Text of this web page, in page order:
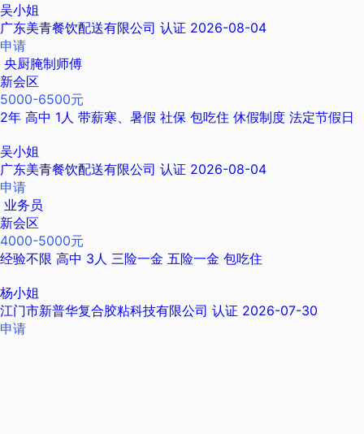
吴小姐
广东美青餐饮配送有限公司 认证 2026-08-04
申请
央厨腌制师傅
新会区
5000-6500元
2年 高中 1人 带薪寒、暑假 社保 包吃住 休假制度 法定节假日
吴小姐
广东美青餐饮配送有限公司 认证 2026-08-04
申请
业务员
新会区
4000-5000元
经验不限 高中 3人 三险一金 五险一金 包吃住
杨小姐
江门市新普华复合胶粘科技有限公司 认证 2026-07-30
申请